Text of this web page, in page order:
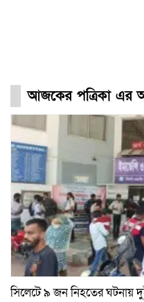
আজকের পত্রিকা এর
সিলেটে ৯ জন নিহতের ঘটনায়